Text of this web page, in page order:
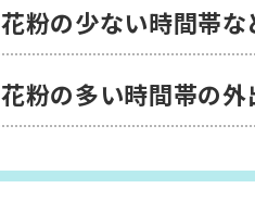
花粉の少ない時間帯な
花粉の多い時間帯の外